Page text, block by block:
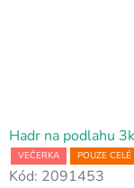
Hadr na podlahu
VEČERKA POUZE
Kód: 2091453